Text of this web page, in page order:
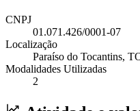
CNPJ
01.071.426/0001-07
Localização
Paraíso do Tocantins,
Modalidades Utilizadas
2